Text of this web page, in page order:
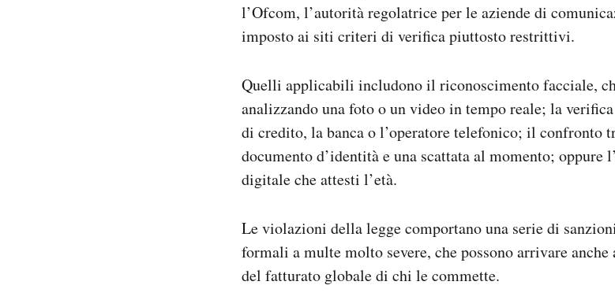
l’Ofcom, l’autorità regolatrice per le aziende di
imposto ai siti criteri di verifica piuttosto restrittivi.
Quelli applicabili includono il riconoscimento facciale,
analizzando una foto o un video in tempo reale; la
di credito, la banca o l’operatore telefonico; il confronto
documento d’identità e una scattata al momento; oppure
digitale che attesti l’età.
Le violazioni della legge comportano una serie di
formali a multe molto severe, che possono arrivare
del fatturato globale di chi le commette.